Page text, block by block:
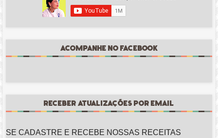
ACOMPANHE NO FACEBOOK
RECEBER ATUALIZAÇÕES POR EMAIL
SE CADASTRE E RECEBE NOSSAS RECEITAS